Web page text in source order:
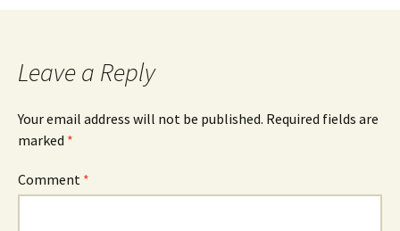
Leave a Reply
Your email address will not be published. Required fields are
marked *
Comment *